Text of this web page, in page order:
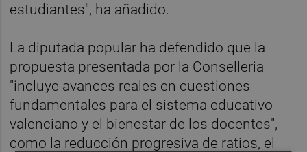
estudiantes", ha añadido.
La diputada popular ha defendido que la
propuesta presentada por la Conselleria
"incluye avances reales en cuestiones
fundamentales para el sistema educativo
valenciano y el bienestar de los docentes",
como la reducción progresiva de ratios, el